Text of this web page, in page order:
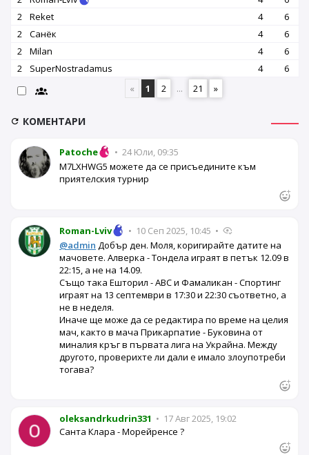
2
Reket 4
6
2
Санёк 4
6
2
Milan 4
6
2
SuperNostradamus 4
6
«
1 2 ... 21 »
КОМЕНТАРИ
Patoche • 24 Юли, 09:35
M7LXHWG5 можете да се присъедините към
приятелския турнир
Roman-Lviv • 10 Сеп 2025, 10:45 •
@admin Добър ден. Моля, коригирайте датите на
мачовете. Алверка - Тондела играят в петък 12.09 в
22:15, а не на 14.09.
Също така Ешторил - АВС и Фамаликан - Спортинг
играят на 13 септември в 17:30 и 22:30 съответно, а
не в неделя.
Иначе ще може да се редактира по време на целия
мач, както в мача Прикарпатие - Буковина от
миналия кръг в първата лига на Украйна. Между
другото, проверихте ли дали е имало злоупотреби
тогава?
oleksandrkudrin331 • 17 Авг 2025, 19:02
Санта Клара - Морейренсе ?